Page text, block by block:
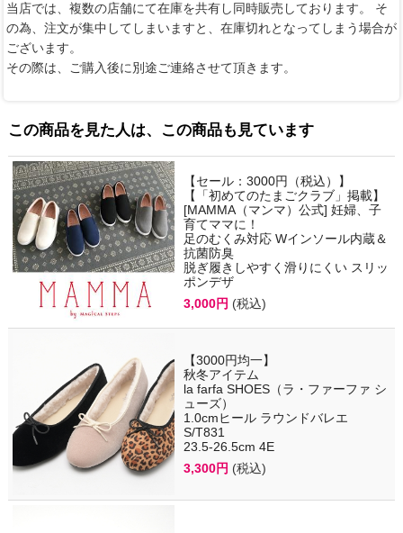
当店では、複数の店舗にて在庫を共有し同時販売しております。 そ
の為、注文が集中してしまいますと、在庫切れとなってしまう場合が
ございます。
その際は、ご購入後に別途ご連絡させて頂きます。
この商品を見た人は、この商品も見ています
【セール：3000円（税込）】
【「初めてのたまごクラブ」掲載】
[MAMMA（マンマ）公式] 妊婦、子
育てママに！
足のむくみ対応 Wインソール内蔵＆
抗菌防臭
脱ぎ履きしやすく滑りにくい スリッ
ポンデザ
3,000円 (税込)
【3000円均一】
秋冬アイテム
la farfa SHOES（ラ・ファーファ シ
ューズ）
1.0cmヒール ラウンドバレエ
S/T831
23.5-26.5cm 4E
3,300円 (税込)